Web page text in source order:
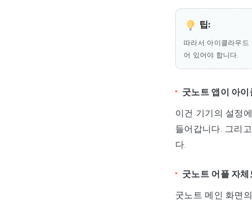
팁:
따라서 아이클라우
어 있어야 합니다.
굿노트 앱이 아
이건 기기의 설정
들어갑니다. 그리
다.
굿노트 어플 자
굿노트 메인 화면